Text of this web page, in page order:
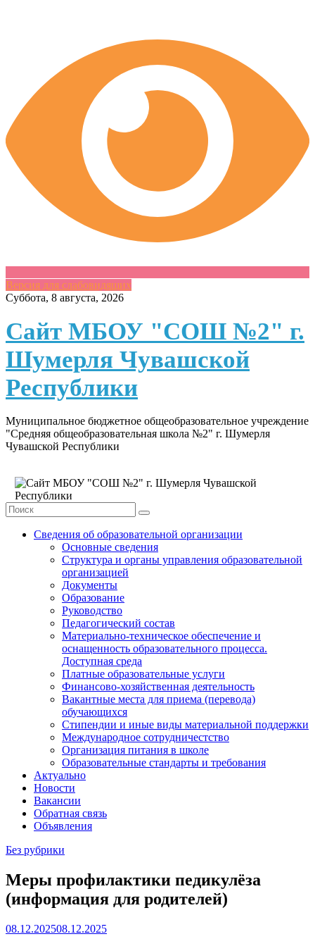
Версия для слабовидящих
Skip
content
Суббота, 8 августа, 2026
Сайт МБОУ "СОШ №2" г.
Шумерля Чувашской
Республики
Муниципальное бюджетное общеобразовательное учреждение
"Средняя общеобразовательная школа №2" г. Шумерля
Чувашской Республики
Сведения об образовательной организации
Основные сведения
Структура и органы управления образовательной
организацией
Документы
Образование
Руководство
Педагогический состав
Материально-техническое обеспечение и
оснащенность образовательного процесса.
Доступная среда
Платные образовательные услуги
Финансово-хозяйственная деятельность
Вакантные места для приема (перевода)
обучающихся
Стипендии и иные виды материальной поддержки
Международное сотрудничестство
Организация питания в школе
Образовательные стандарты и требования
Актуально
Новости
Вакансии
Обратная связь
Объявления
Без рубрики
Меры профилактики педикулёза
(информация для родителей)
08.12.202508.12.2025